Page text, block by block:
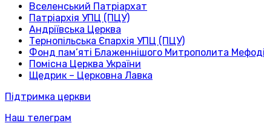
Вселенський Патріархат
Патріархія УПЦ (ПЦУ)
Андріївська Церква
Тернопільська Єпархія УПЦ (ПЦУ)
Фонд пам’яті Блаженнішого Митрополита
Помісна Церква України
Щедрик – Церковна Лавка
Підтримка церкви
Наш телеграм